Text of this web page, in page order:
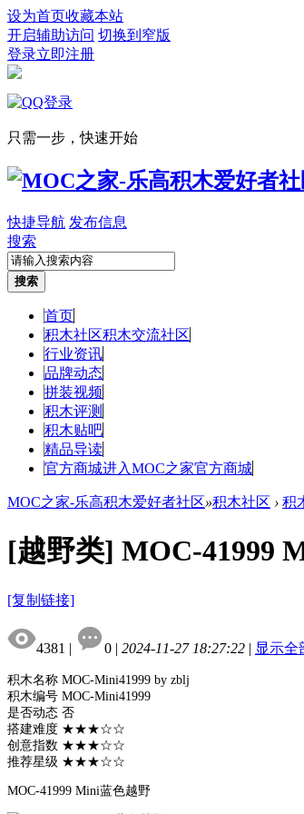
设为首页收藏本站
开启辅助访问 切换到窄版
登录立即注册
只需一步，快速开始
快捷导航 发布信息
搜索
搜索
首页
积木社区积木交流社区
行业资讯
品牌动态
拼装视频
积木评测
积木贴吧
精品导读
官方商城进入MOC之家官方商城
MOC之家-乐高积木爱好者社区»积木社区 › 积
[越野类] MOC-41999
[复制链接]
4381 | 0 | 2024-11-27 18:27:22 | 显示全
积木名称 MOC-Mini41999 by zblj
积木编号 MOC-Mini41999
是否动态 否
搭建难度 ★★★☆☆
创意指数 ★★★☆☆
推荐星级 ★★★☆☆
MOC-41999 Mini蓝色越野